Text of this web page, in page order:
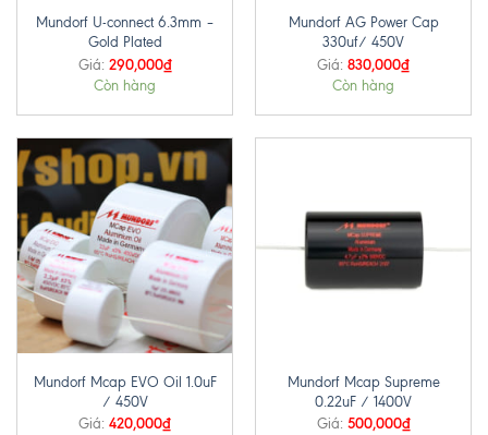
Mundorf U-connect 6.3mm –
Gold Plated
Giá: 290,000₫
Còn hàng
Mundorf AG Power Cap
330uf/ 450V
Giá: 830,000₫
Còn hàng
Mundorf Mcap EVO Oil 1.0uF
/ 450V
Giá: 420,000₫
Mundorf Mcap Supreme
0.22uF / 1400V
Giá: 500,000₫